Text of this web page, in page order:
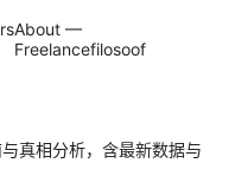
About —
Freelancefilosoof
真相分析，含最新数据与